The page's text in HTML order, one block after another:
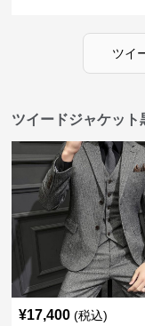
ツイ
ツイードジャケッ
¥17,400 (税込)